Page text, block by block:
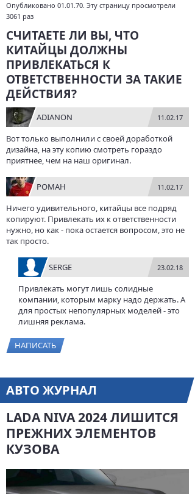
Опубликовано 01.01.70. Эту страницу просмотрели
3061 раз
СЧИТАЕТЕ ЛИ ВЫ, ЧТО
КИТАЙЦЫ ДОЛЖНЫ
ПРИВЛЕКАТЬСЯ К
ОТВЕТСТВЕННОСТИ ЗА ТАКИЕ
ДЕЙСТВИЯ?
ADIANON 11.02.17
Вот только выполнили с своей доработкой
дизайна, на эту копию смотреть гораздо
приятнее, чем на наш оригинал.
РОМАН 11.02.17
Ничего удивительного, китайцы все подряд
копируют. Привлекать их к ответственности
нужно, но как - пока остается вопросом, это не
так просто.
SERGE 23.02.18
Привлекать могут лишь солидные
компании, которым марку надо держать. А
для простых непопулярных моделей - это
лишняя реклама.
НАПИСАТЬ
АВТО ЖУРНАЛ
LADA NIVA 2024 ЛИШИТСЯ
ПРЕЖНИХ ЭЛЕМЕНТОВ
КУЗОВА